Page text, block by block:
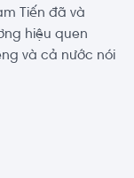
Tiến đã và
hiệu quen
và cả nước nói